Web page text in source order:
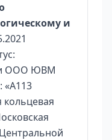
и
ООО ЮВМ
«А113